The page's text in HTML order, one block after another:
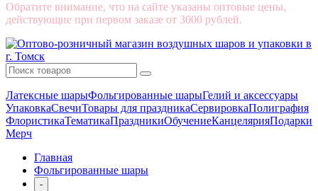
Обратите внимание, что на сайте указаны оптовые цены,
действующие при первом заказе от 3000 рублей.
Латексные шарыФольгированные шарыГелий и аксессуары
УпаковкаСвечиТовары для праздникаСервировкаПолиграфия
ФлористикаТематикаПраздникиОбучениеКанцелярияПодарки
Мерч
Главная
Фольгированные шары
-